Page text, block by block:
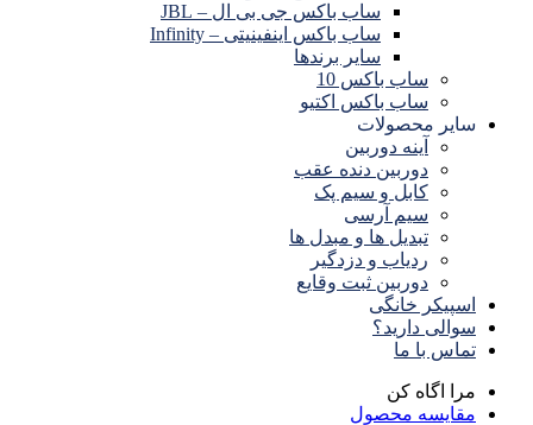
ساب باکس جی بی ال – JBL
ساب باکس اینفینیتی – Infinity
سایر برندها
ساب باکس 10
ساب باکس اکتیو
سایر محصولات
آینه دوربین
دوربین دنده عقب
کابل و سیم پک
سیم آرسی
تبدیل ها و مبدل ها
ردیاب و دزدگیر
دوربین ثبت وقایع
اسپیکر خانگی
سوالی دارید؟
تماس با ما
مرا اگاه کن
مقایسه محصول